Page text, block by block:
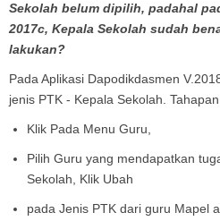
Sekolah belum dipilih, padahal
2017c, Kepala Sekolah sudah
lakukan?
Pada Aplikasi Dapodikdasmen
jenis PTK - Kepala Sekolah.
Klik Pada Menu Guru,
Pilih Guru yang mendapatkan
Sekolah, Klik Ubah
pada Jenis PTK dari guru Mapel